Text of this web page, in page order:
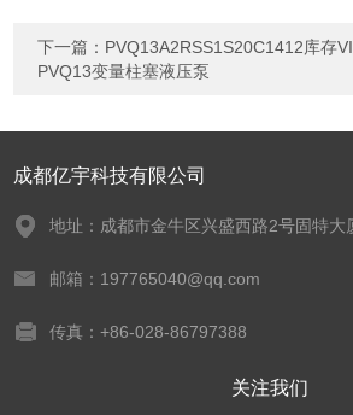
下一篇： PVQ13A2RSS1S20C1412库存
PVQ13变量柱塞液压泵
成都亿宇科技有限公司
地址：成都市金牛区兴盛西路2号固特大
邮箱：197765040@qq.com
传真：+86-028-86797388
关注我们